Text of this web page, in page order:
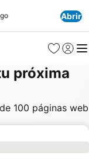
Abrir
Favoritos
Iniciar
próxima
100 páginas web